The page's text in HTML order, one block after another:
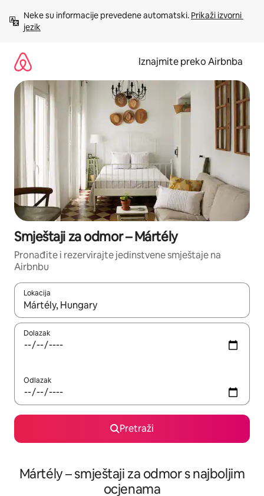
sadržaj
Neke su informacije prevedene automatski. Prikaži izvorni
jezik
Iznajmite preko Airbnba
Smještaji za odmor – Mártély
Pronađite i rezervirajte jedinstvene smještaje na
Airbnbu
Lokacija
Kada budu dostupni rezultati, moći ćete ih pregledati
Dolazak
Odlazak
Pretraži
Mártély – smještaji za odmor s najboljim
ocjenama